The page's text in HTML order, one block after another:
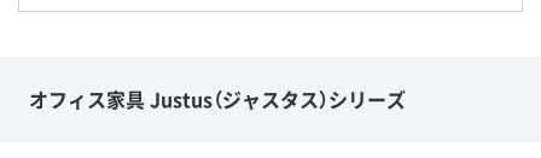
オフィス家具 Justus（ジャスタス）シリーズ